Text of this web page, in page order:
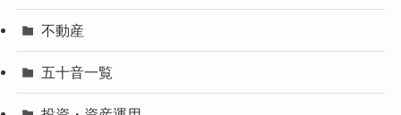
不動産
五十音一覧